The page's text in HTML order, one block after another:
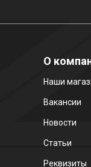
О
Наши
Вакансии
Новости
Статьи
Реквизиты